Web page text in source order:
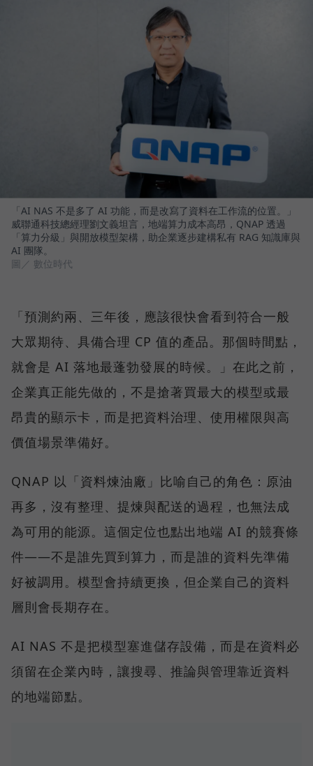
「AI NAS 不是多了 AI 功能，而是改寫了資料在工作流的位置。」
威聯通科技總經理劉文義坦言，地端算力成本高昂，QNAP 透過
「算力分級」與開放模型架構，助企業逐步建構私有 RAG 知識庫與
AI 團隊。
圖／ 數位時代
「預測約兩、三年後，應該很快會看到符合一般
大眾期待、具備合理 CP 值的產品。那個時間點，
就會是 AI 落地最蓬勃發展的時候。」在此之前，
企業真正能先做的，不是搶著買最大的模型或最
昂貴的顯示卡，而是把資料治理、使用權限與高
價值場景準備好。
QNAP 以「資料煉油廠」比喻自己的角色：原油
再多，沒有整理、提煉與配送的過程，也無法成
為可用的能源。這個定位也點出地端 AI 的競賽條
件——不是誰先買到算力，而是誰的資料先準備
好被調用。模型會持續更換，但企業自己的資料
層則會長期存在。
AI NAS 不是把模型塞進儲存設備，而是在資料必
須留在企業內時，讓搜尋、推論與管理靠近資料
的地端節點。